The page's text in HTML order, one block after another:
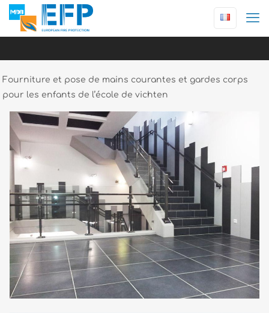
Fourniture et pose de mains courantes et gardes corps
pour les enfants de l’école de vichten